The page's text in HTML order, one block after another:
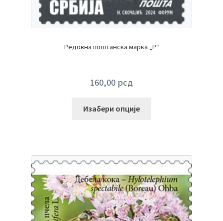
Редовна поштанска марка „P“
160,00 рсд
Изабери опције